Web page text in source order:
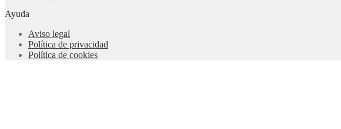
Ayuda
Aviso legal
Política de privacidad
Política de cookies